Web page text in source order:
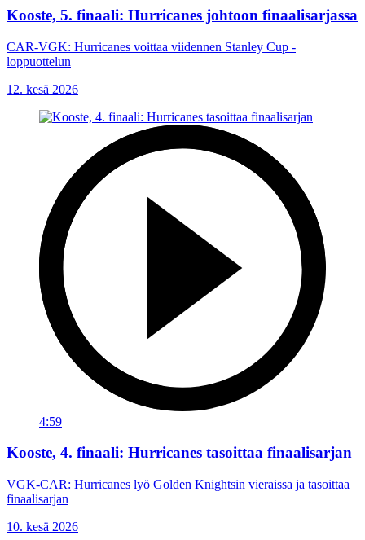
Kooste, 5. finaali: Hurricanes johtoon finaalisarjassa
CAR-VGK: Hurricanes voittaa viidennen Stanley Cup -
loppuottelun
12. kesä 2026
4:59
Kooste, 4. finaali: Hurricanes tasoittaa finaalisarjan
VGK-CAR: Hurricanes lyö Golden Knightsin vieraissa ja tasoittaa
finaalisarjan
10. kesä 2026